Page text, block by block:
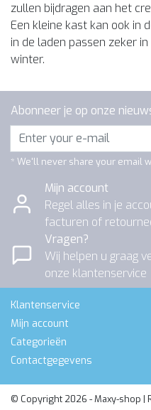
zullen bijdragen aan het
Een kleine kast kan ook in
in de laden passen zeker
winter.
Abonneer je op onze
* We'll never share your email
Mijn account
Regel alles in je
facturen of
Vragen?
Wij helpen u graag
onze klantenservice
Klantenservice
Mijn account
Categorieën
Contactgegevens
© Copyright 2026 - Maxy-shop |